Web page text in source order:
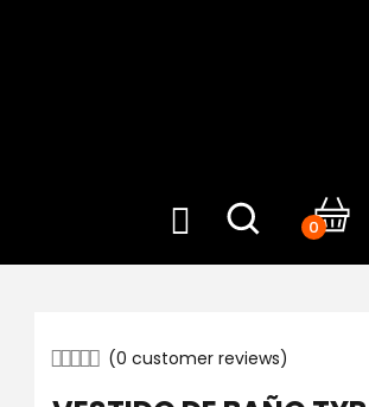
0
(0 customer reviews)